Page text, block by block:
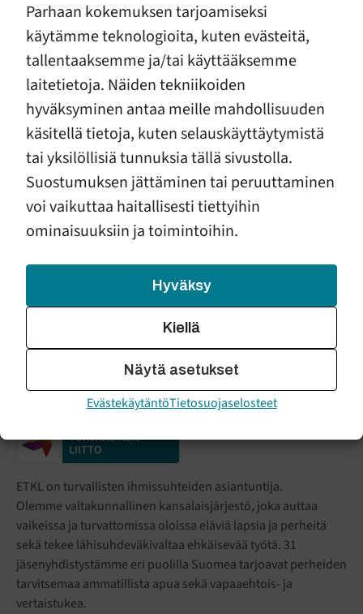
Parhaan kokemuksen tarjoamiseksi
käytämme teknologioita, kuten evästeitä,
tallentaaksemme ja/tai käyttääksemme
laitetietoja. Näiden tekniikoiden
hyväksyminen antaa meille mahdollisuuden
käsitellä tietoja, kuten selauskäyttäytymistä
tai yksilöllisiä tunnuksia tällä sivustolla.
Suostumuksen jättäminen tai peruuttaminen
voi vaikuttaa haitallisesti tiettyihin
ominaisuuksiin ja toimintoihin.
Hyväksy
Kiellä
Näytä asetukset
EvästekäytäntöTietosuojaselosteet
Laura Kouri
viestinnän asiantuntija
+358 40 709 9498
laura.kouri@etkl.fi
verkko- ja someviestintä, viestinnän tuki
Verkkoauttamisen kehittäjäryhmä Viestintä
TURVAKOTIEN
LIITTO
ETKL on turvallisten ihmissuhteiden asiantuntija.
Olemme valtakunnallinen kansalaisjärjestö, joka auttaa
vaikeissa ja turvattomissa oloissa eläviä lapsia ja perheitä
sekä tekee lähisuhdeväkivaltaa ehkäisevää työtä. 31
jäsenyhdistystämme eri puolilla Suomea tarjoavat perheiden
tarvitsemaa ammatillista apua sekä vapaaehtois- ja
vertaistukea.